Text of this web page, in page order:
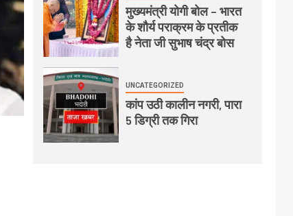
मुख्यमंत्री योगी बोल – भारत
के शौर्य पराक्रम के प्रतीक
है नेता जी सुभाष चंद्र बोस
UNCATEGORIZED
कांप उठी कालीन नगरी, पारा
5 डिग्री तक गिरा